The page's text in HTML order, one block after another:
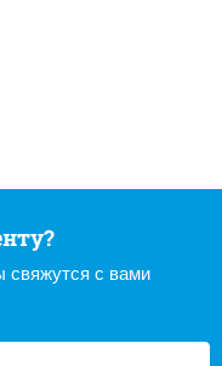
свяжутся с вами